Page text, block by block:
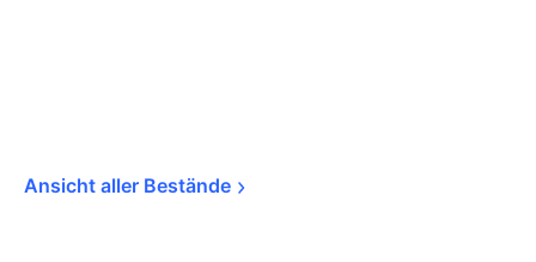
Ansicht aller Bestände